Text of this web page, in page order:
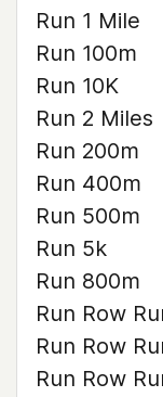
Run 1 Mile
Run 100m
Run 10K
Run 2 Miles
Run 200m
Run 400m
Run 500m
Run 5k
Run 800m
Run Row
Run Row
Run Row